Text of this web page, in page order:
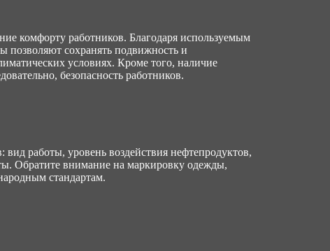
комфорту работников. Благодаря используемым
позволяют сохранять подвижность и
условиях. Кроме того, наличие
безопасность работников.
работы, уровень воздействия нефтепродуктов,
Обратите внимание на маркировку одежды,
стандартам.